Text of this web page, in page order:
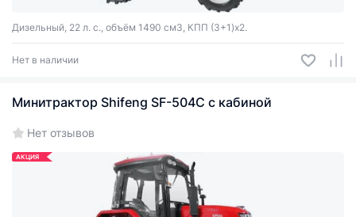
Дизельный, 22 л. с., объём 1490 см3, КПП (3+1)x2.
Нет в наличии
Минитрактор Shifeng SF-504C c кабиной
Нет отзывов
АКЦИЯ